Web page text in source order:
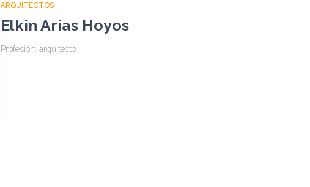
ARQUITECTOS
Elkin Arias Hoyos
Profesión: arquitecto